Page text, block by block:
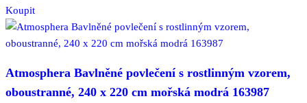
Koupit
Atmosphera Bavlněné povlečení s rostlinným vzorem,
oboustranné, 240 x 220 cm mořská modrá 163987